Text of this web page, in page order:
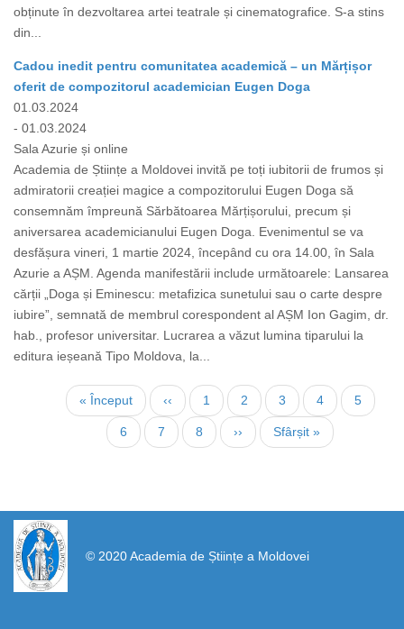
obținute în dezvoltarea artei teatrale și cinematografice. S-a stins
din...
Cadou inedit pentru comunitatea academică – un Mărțișor
oferit de compozitorul academician Eugen Doga
01.03.2024
- 01.03.2024
Sala Azurie și online
Academia de Științe a Moldovei invită pe toți iubitorii de frumos și
admiratorii creației magice a compozitorului Eugen Doga să
consemnăm împreună Sărbătoarea Mărțișorului, precum și
aniversarea academicianului Eugen Doga. Evenimentul se va
desfășura vineri, 1 martie 2024, începând cu ora 14.00, în Sala
Azurie a AȘM. Agenda manifestării include următoarele: Lansarea
cărții „Doga și Eminescu: metafizica sunetului sau o carte despre
iubire”, semnată de membrul corespondent al AȘM Ion Gagim, dr.
hab., profesor universitar. Lucrarea a văzut lumina tiparului la
editura ieșeană Tipo Moldova, la...
PaginationFirst
page
« Început
Previous
page
‹‹ Page
1
Current
page
2 Page
3 Page
4 Page
5
Page
6 Page
7 Page
8
Next
page
››
Last
page
Sfârșit »
© 2020 Academia de Științe a Moldovei
https://propletenie.ru/